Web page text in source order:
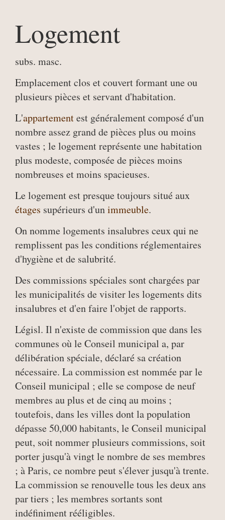
Logement
subs. masc.
Emplacement clos et couvert formant une ou
plusieurs pièces et servant d'habitation.
L'appartementest généralement composé d'un
nombre assez grand de pièces plus ou moins
vastes ; le logement représente une habitation
plus modeste, composée de pièces moins
nombreuses et moins spacieuses.
Le logement est presque toujours situé aux
étages supérieurs d'unimmeuble.
On nomme logements insalubres ceux qui ne
remplissent pas les conditions réglementaires
d'hygiène et de salubrité.
Des commissions spéciales sont chargées par
les municipalités de visiter les logements dits
insalubres et d'en faire l'objet de rapports.
Législ. Il n'existe de commission que dans les
communes où le Conseil municipal a, par
délibération spéciale, déclaré sa création
nécessaire. La commission est nommée par le
Conseil municipal ; elle se compose de neuf
membres au plus et de cinq au moins ;
toutefois, dans les villes dont la population
dépasse 50,000 habitants, le Conseil municipal
peut, soit nommer plusieurs commissions, soit
porter jusqu'à vingt le nombre de ses membres
; à Paris, ce nombre peut s'élever jusqu'à trente.
La commission se renouvelle tous les deux ans
par tiers ; les membres sortants sont
indéfiniment rééligibles.